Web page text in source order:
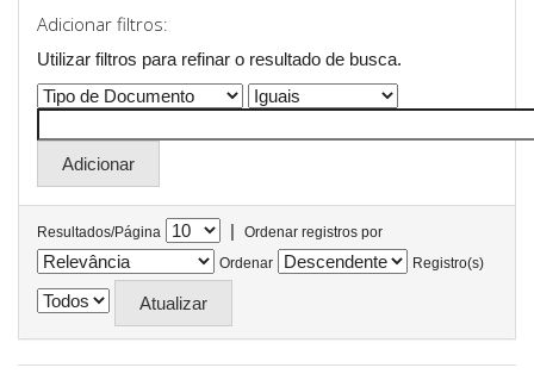
Adicionar filtros:
Utilizar filtros para refinar o resultado de busca.
Resultados/Página |
Ordenar registros por
Ordenar
Registro(s)